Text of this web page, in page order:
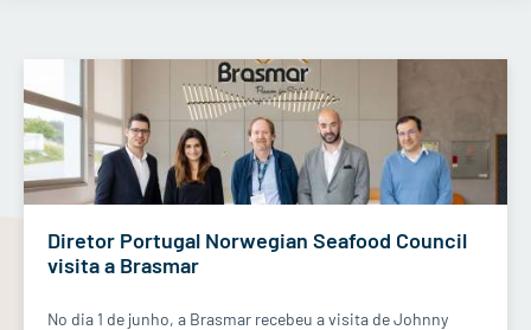
Diretor Portugal Norwegian Seafood Council
visita a Brasmar
No dia 1 de junho, a Brasmar recebeu a visita de Johnny